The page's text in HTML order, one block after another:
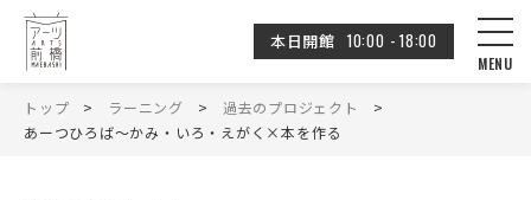
本日開館 10:00 - 18:00
トップ ラーニング
過去のプロジェクト
あーつひろば～かみ・いろ・えがく×本を作る